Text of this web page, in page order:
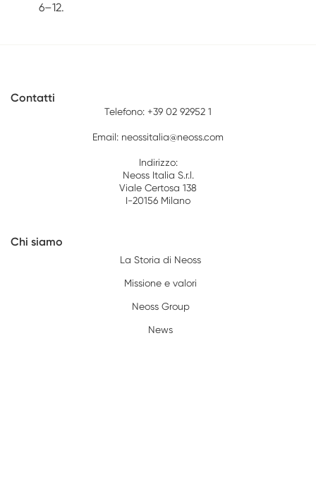
6–12.
Contatti
Telefono: +39 02 92952 1
Email: neossitalia@neoss.com
Indirizzo:
Neoss Italia S.r.l.
Viale Certosa 138
I-20156 Milano
Chi siamo
La Storia di Neoss
Missione e valori
Neoss Group
News